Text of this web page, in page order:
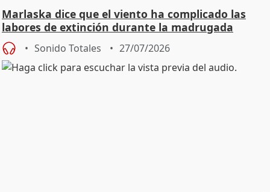
Marlaska dice que el viento ha complicado las
labores de extinción durante la madrugada
Sonido Totales 27/07/2026